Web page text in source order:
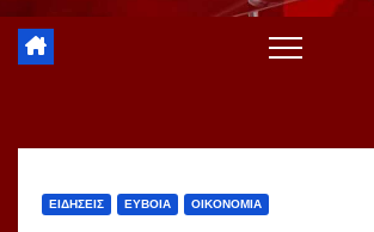
ΕΙΔΗΣΕΙΣ ΕΥΒΟΙΑ ΟΙΚΟΝΟΜΙΑ